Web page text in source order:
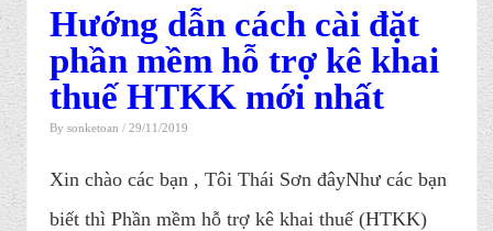
Hướng dẫn cách cài đặt
phần mềm hỗ trợ kê khai
thuế HTKK mới nhất
By sonketoan / 29/11/2019
Xin chào các bạn , Tôi Thái Sơn đâyNhư các bạn
biết thì Phần mềm hỗ trợ kê khai thuế (HTKK)